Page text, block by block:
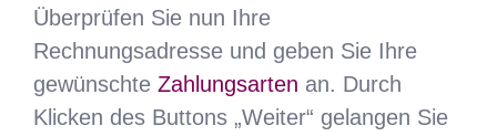
Überprüfen Sie nun Ihre
Rechnungsadresse und geben Sie Ihre
gewünschte Zahlungsarten an. Durch
Klicken des Buttons „Weiter“ gelangen Sie